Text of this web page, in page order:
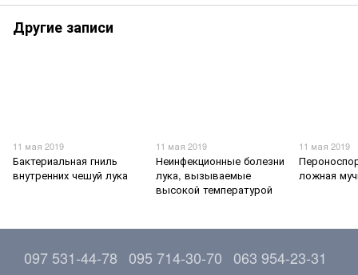
Другие записи
11 мая 2019
Бактериальная гниль
внутренних чешуй лука
11 мая 2019
Неинфекционные болезни
лука, вызываемые
высокой темпе­ратурой
11 мая 2019
ложная
097 531-44-78 095 714-30-70 063 954-23-31